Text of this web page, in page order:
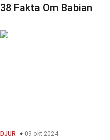
38 Fakta Om Babian
DJUR 09 okt 2024